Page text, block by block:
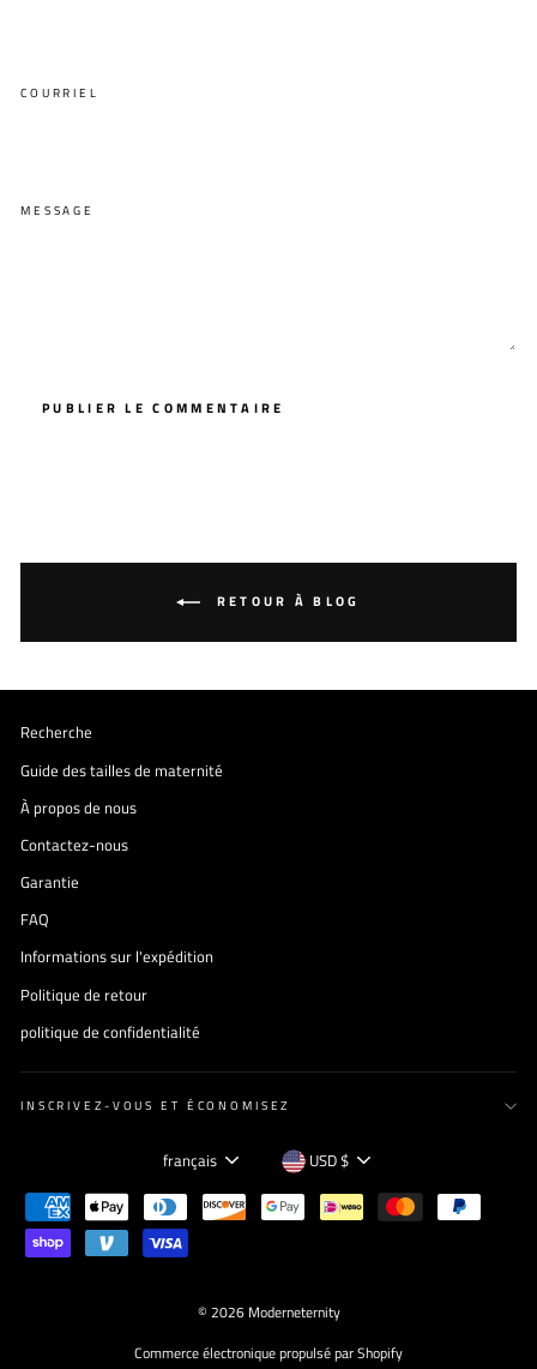
COURRIEL
MESSAGE
PUBLIER LE COMMENTAIRE
RETOUR À BLOG
Recherche
Guide des tailles de maternité
À propos de nous
Contactez-nous
Garantie
FAQ
Informations sur l'expédition
Politique de retour
politique de confidentialité
INSCRIVEZ-VOUS ET ÉCONOMISEZ
Langue
français Devise
USD $
© 2026 Moderneternity
Commerce électronique propulsé par Shopify